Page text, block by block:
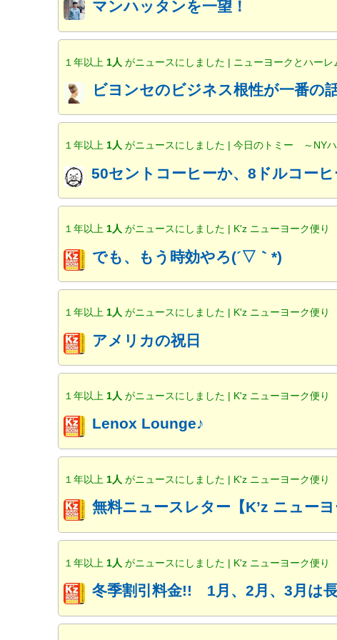
マンハッタンを一望！
１年以上 1人がニュースにしました | ニューヨークとハーレ
ビヨンセのビジネス根性が一番の
１年以上1人がニュースにしました | 今日のトミー ～NYハ
50セントコーヒーか、8ドルコー
１年以上1人がニュースにしました | K'z ニューヨーク便り
でも、もう時効やろ(´▽｀*)
１年以上 1人がニュースにしました | K'z ニューヨーク便り
アメリカの祝日
１年以上 1人がニュースにしました | K'z ニューヨーク便り
Lenox Lounge♪
１年以上 1人がニュースにしました | K'z ニューヨーク便り
無料ニュースレター【K’z ニュー
１年以上 1人がニュースにしました | K'z ニューヨーク便り
冬季割引料金!! 1月、2月、3月は